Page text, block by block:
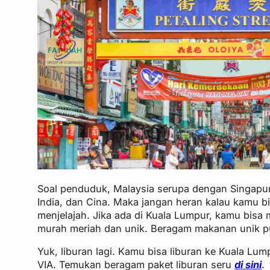
Soal penduduk, Malaysia serupa dengan
India, dan Cina. Maka jangan heran kalau kamu
menjelajah. Jika ada di Kuala Lumpur, kamu
murah meriah dan unik. Beragam makanan unik
Yuk, liburan lagi. Kamu bisa liburan ke Kuala
VIA. Temukan beragam paket liburan serudi sini.